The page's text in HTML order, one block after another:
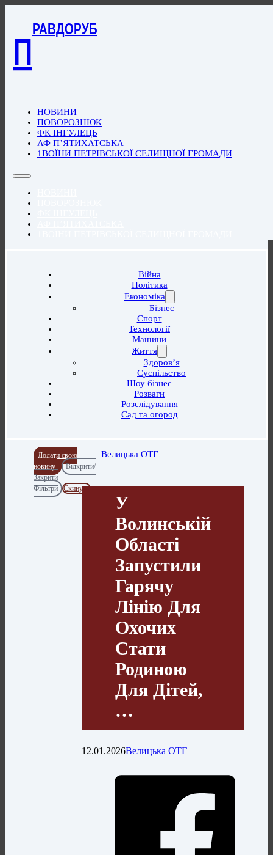
П
РАВДОРУБ
НОВИНИ
ПОВОРОЗНЮК
ФК ІНГУЛЕЦЬ
АФ П’ЯТИХАТСЬКА
1ВОЇНИ ПЕТРІВСЬКОЇ СЕЛИЩНОЇ ГРОМАДИ
Війна
Політика
Економіка
Бізнес
Спорт
Технології
Машини
Життя
Здоров’я
Суспільство
Шоу бізнес
Розваги
Розслідування
Сад та огород
Додати свою
новину
Відкрити/
Закрити
Фільтри
Скинути
Велицька ОТГ
У
Волинській
Області
Запустили
Гарячу
Лінію Для
Охочих
Стати
Родиною
Для Дітей,
…
12.01.2026Велицька ОТГ